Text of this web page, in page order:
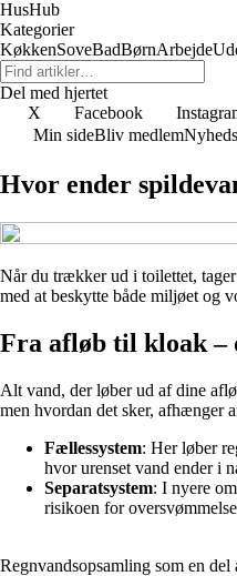
HusHub
Kategorier
KøkkenSoveBadBørnArbejde
Del med hjertet
X
Facebook
Min sideBliv medlem
Hvor ender
Når du trækker ud i toilettet,
med at beskytte både miljøet og
Fra afløb til kloak –
Alt vand, der løber ud af dine
men hvordan det sker, afhænger
Fællessystem: Her løber
hvor urenset vand ender i
Separatsystem: I nyere
risikoen for
Regnvandsopsamling som en